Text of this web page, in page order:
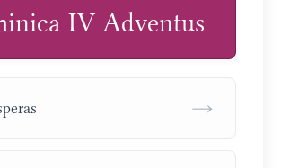
IV Adventus
→